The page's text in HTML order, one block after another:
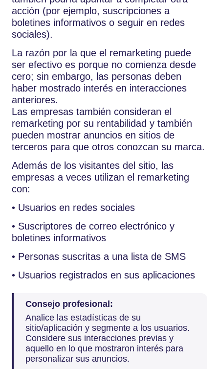
acción (por ejemplo, suscripciones a
boletines informativos o seguir en redes
sociales).
La razón por la que el remarketing puede
ser efectivo es porque no comienza desde
cero; sin embargo, las personas deben
haber mostrado interés en interacciones
anteriores.
Las empresas también consideran el
remarketing por su rentabilidad y también
pueden mostrar anuncios en sitios de
terceros para que otros conozcan su marca.
Además de los visitantes del sitio, las
empresas a veces utilizan el remarketing
con:
• Usuarios en redes sociales
• Suscriptores de correo electrónico y
boletines informativos
• Personas suscritas a una lista de SMS
• Usuarios registrados en sus aplicaciones
Consejo profesional:
Analice las estadísticas de su
sitio/aplicación y segmente a los usuarios.
Considere sus interacciones previas y
aquello en lo que mostraron interés para
personalizar sus anuncios.